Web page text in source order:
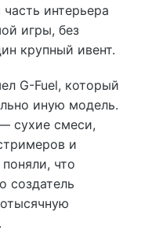
интерьера
игры, без
крупный ивент.
G-Fuel, который
иную модель.
сухие смеси,
и
что
создатель